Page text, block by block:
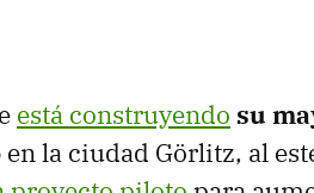
está construyendo su
en la ciudad Görlitz, al